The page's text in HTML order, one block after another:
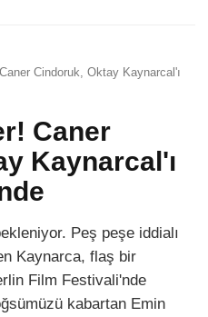
Cindoruk, Oktay Kaynarcal'ı
Caner
Kaynarcal'ı
Peş peşe iddialı
Kaynarca, flaş bir
Film Festivali'nde
kabartan Emin